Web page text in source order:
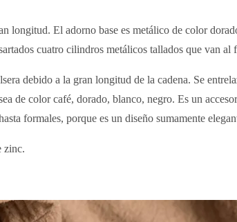
longitud. El adorno base es metálico de color
cuatro cilindros metálicos tallados que van al
debido a la gran longitud de la cadena. Se
de color café, dorado, blanco, negro. Es un
formales, porque es un diseño sumamente
zinc.